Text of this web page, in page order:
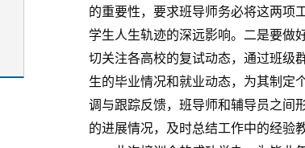
的重要性，要求班导师务必将这两项
学生人生轨迹的深远影响。二是要做
切关注各高校的复试动态，通过班级
生的毕业情况和就业动态，为其制定
调与跟踪反馈，班导师和辅导员之间
的进展情况，及时总结工作中的经验